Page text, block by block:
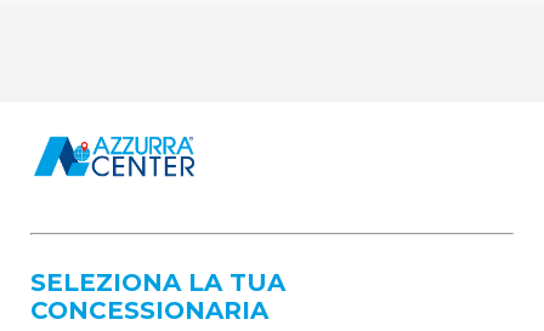
SELEZIONA LA TUA
CONCESSIONARIA